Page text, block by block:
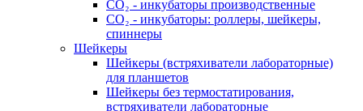
СО₂ - инкубаторы производственные
СО₂ - инкубаторы: роллеры, шейкеры,
спиннеры
Шейкеры
Шейкеры (встряхиватели лабораторные)
для планшетов
Шейкеры без термостатирования,
встряхиватели лабораторные